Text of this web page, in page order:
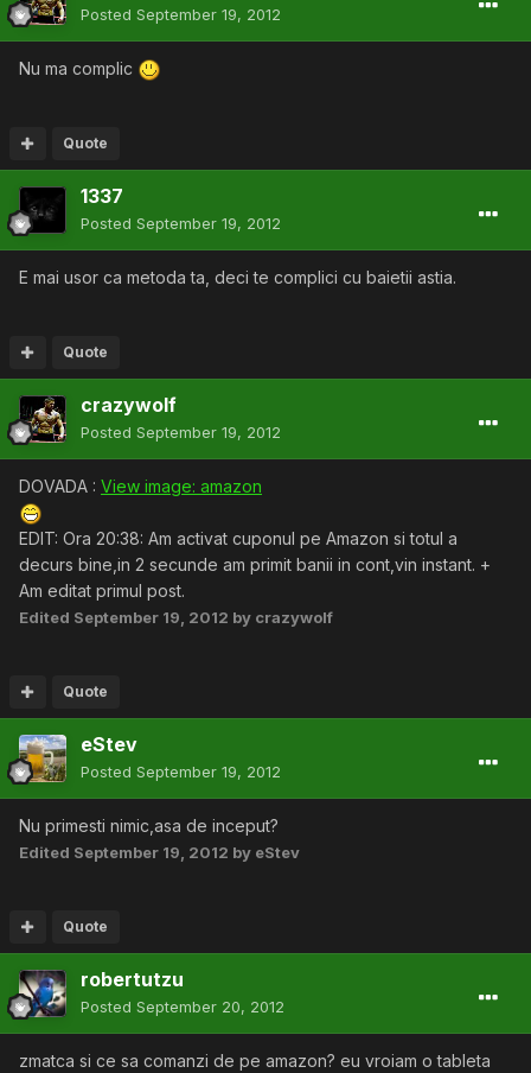
Posted September 19, 2012
Nu ma complic
Quote
1337
Posted September 19, 2012
E mai usor ca metoda ta, deci te complici cu baietii astia.
Quote
crazywolf
Posted September 19, 2012
DOVADA : View image: amazon
EDIT: Ora 20:38: Am activat cuponul pe Amazon si totul a
decurs bine,in 2 secunde am primit banii in cont,vin instant. +
Am editat primul post.
Edited September 19, 2012 by crazywolf
Quote
eStev
Posted September 19, 2012
Nu primesti nimic,asa de inceput?
Edited September 19, 2012 by eStev
Quote
robertutzu
Posted September 20, 2012
zmatca si ce sa comanzi de pe amazon? eu vroiam o tableta